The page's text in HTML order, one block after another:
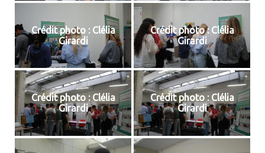
Crédit photo : Clélia
Girardi
Crédit photo : Clélia
Girardi
Crédit photo : Clélia
Girardi
Crédit photo : Clélia
Girardi